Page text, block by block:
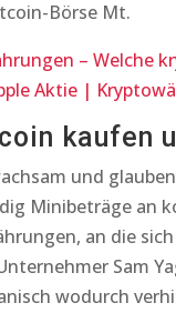
Börse Mt.
– Welche
Aktie |
kaufen
und
Minibeträge an
an die
Sam
wodurch